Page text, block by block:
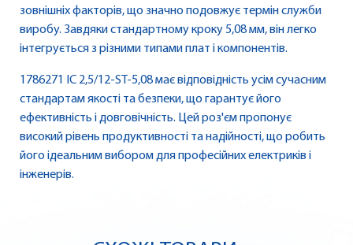
зовнішніх факторів, що значно подовжує термін служби
виробу. Завдяки стандартному кроку 5,08 мм, він легко
інтегрується з різними типами плат і компонентів.
1786271 IC 2,5/12-ST-5,08 має відповідність усім сучасним
стандартам якості та безпеки, що гарантує його
ефективність і довговічність. Цей роз'єм пропонує
високий рівень продуктивності та надійності, що робить
його ідеальним вибором для професійних електриків і
інженерів.